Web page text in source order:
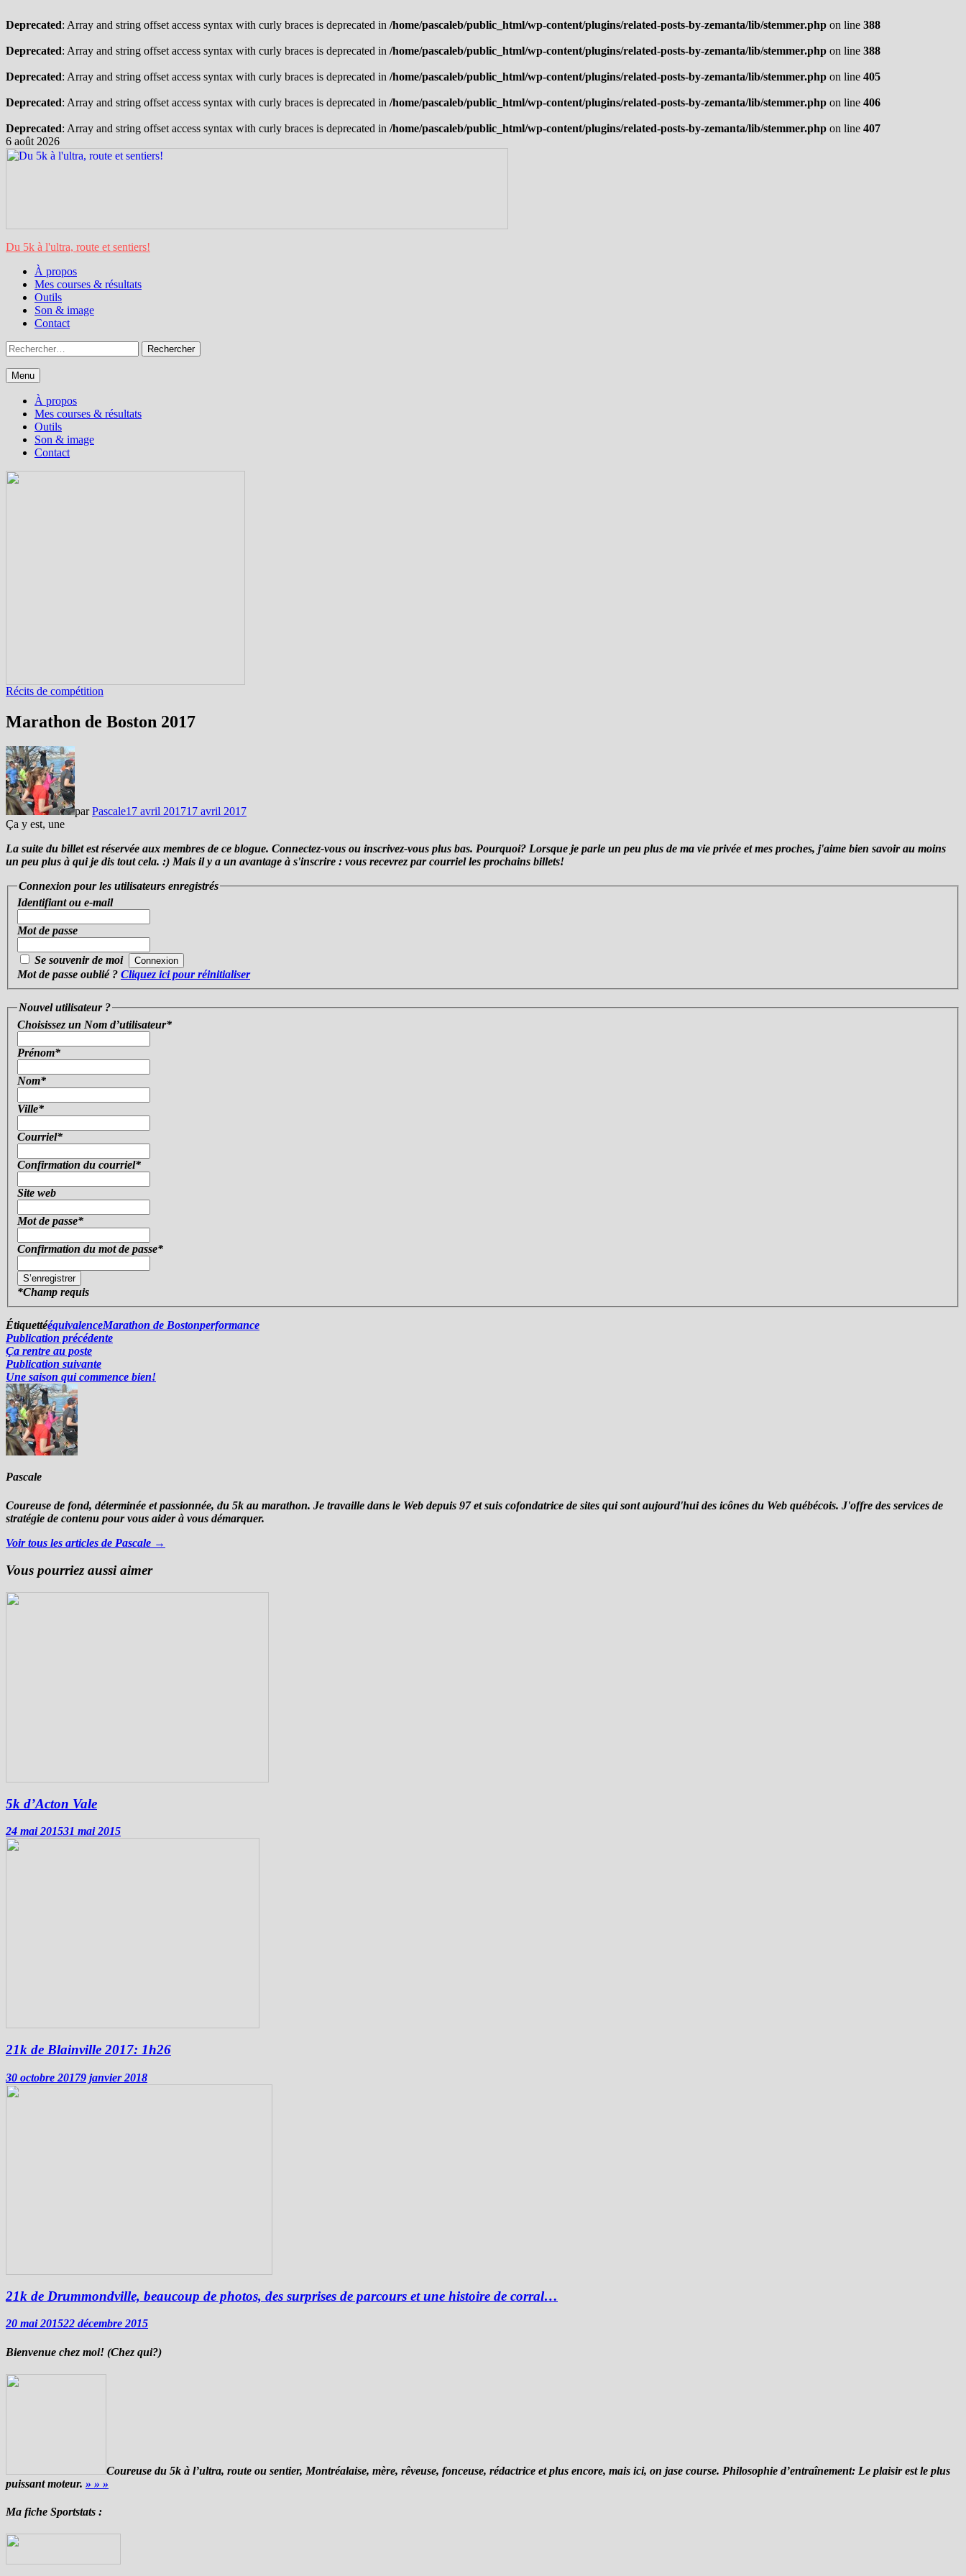
Deprecated: Array and string offset access syntax with curly braces is deprecated in /home/pascaleb/public_html/wp-content/plugins/related-posts-by-zemanta/lib/stemmer.php on line 388
Deprecated: Array and string offset access syntax with curly braces is deprecated in /home/pascaleb/public_html/wp-content/plugins/related-posts-by-zemanta/lib/stemmer.php on line 388
Deprecated: Array and string offset access syntax with curly braces is deprecated in /home/pascaleb/public_html/wp-content/plugins/related-posts-by-zemanta/lib/stemmer.php on line 405
Deprecated: Array and string offset access syntax with curly braces is deprecated in /home/pascaleb/public_html/wp-content/plugins/related-posts-by-zemanta/lib/stemmer.php on line 406
Deprecated: Array and string offset access syntax with curly braces is deprecated in /home/pascaleb/public_html/wp-content/plugins/related-posts-by-zemanta/lib/stemmer.php on line 407
Passer
au
6 août 2026
Du 5k à l'ultra, route et sentiers!
À propos
Mes courses & résultats
Outils
Son & image
Contact
Rechercher :
Menu
À propos
Mes courses & résultats
Outils
Son & image
Contact
Récits de compétition
Marathon de Boston 2017
parPascale17 avril 201717 avril 2017
Ça y est, une
La suite du billet est réservée aux membres de ce blogue. Connectez-vous ou inscrivez-vous plus bas. Pourquoi? Lorsque je parle un peu plus de ma vie privée et mes proches, j'aime bien savoir au moins
un peu plus à qui je dis tout cela. :) Mais il y a un avantage à s'inscrire : vous recevrez par courriel les prochains billets!
Connexion pour les utilisateurs enregistrés
Identifiant ou e-mail
Mot de passe
Se souvenir de moi
Mot de passe oublié ? Cliquez ici pour réinitialiser
Nouvel utilisateur ?
Choisissez un Nom d’utilisateur*
Prénom*
Nom*
Ville*
Courriel*
Confirmation du courriel*
Site web
Mot de passe*
Confirmation du mot de passe*
*Champ requis
ÉtiquettééquivalenceMarathon de Bostonperformance
Navigation
de
l’article
Publication précédentePublication
Ça rentre au poste
Publication suivantePublication
suivante :
Une saison qui commence bien!
Pascale
Coureuse de fond, déterminée et passionnée, du 5k au marathon. Je travaille dans le Web depuis 97 et suis cofondatrice de sites qui sont aujourd'hui des icônes du Web québécois. J'offre des services de
stratégie de contenu pour vous aider à vous démarquer.
Voir tous les articles de Pascale →
Vous pourriez aussi aimer
5k d’Acton Vale
24 mai 201531 mai 2015
21k de Blainville 2017: 1h26
30 octobre 20179 janvier 2018
21k de Drummondville, beaucoup de photos, des surprises de parcours et une histoire de corral…
20 mai 201522 décembre 2015
Bienvenue chez moi! (Chez qui?)
Coureuse du 5k à l’ultra, route ou sentier, Montréalaise, mère, rêveuse, fonceuse, rédactrice et plus encore, mais ici, on jase course. Philosophie d’entraînement: Le plaisir est le plus
puissant moteur. » » »
Ma fiche Sportstats :